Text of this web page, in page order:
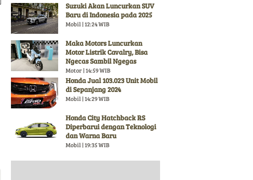
Suzuki Akan Luncurkan SUV
Baru di Indonesia pada 2025
Mobil | 12:24 WIB
Maka Motors Luncurkan
Motor Listrik Cavalry, Bisa
Ngecas Sambil Ngegas
Motor | 14:59 WIB
Honda Jual 103.023 Unit Mobil
di Sepanjang 2024
Mobil | 14:29 WIB
Honda City Hatchback RS
Diperbarui dengan Teknologi
dan Warna Baru
Mobil | 19:35 WIB